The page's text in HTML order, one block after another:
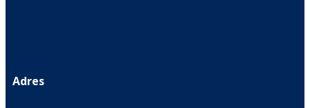
Adres